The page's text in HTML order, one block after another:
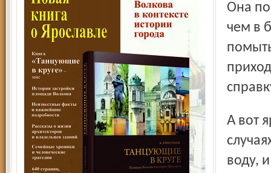
Она
чем в
А вот ярославна Алла бывает в бане в исключительных
воду,